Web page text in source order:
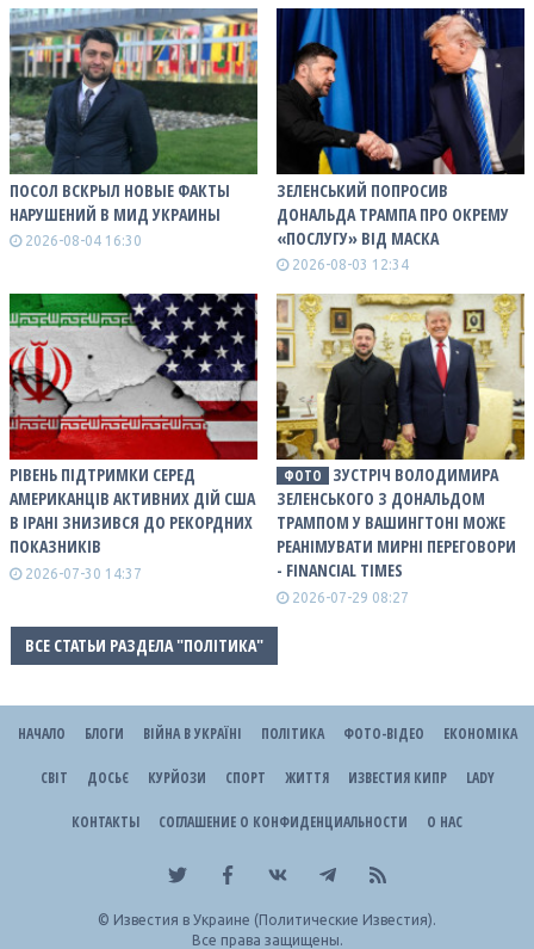
ПОСОЛ ВСКРЫЛ НОВЫЕ ФАКТЫ
НАРУШЕНИЙ В МИД УКРАИНЫ
2026-08-04 16:30
ЗЕЛЕНСЬКИЙ ПОПРОСИВ
ДОНАЛЬДА ТРАМПА ПРО ОКРЕМУ
«ПОСЛУГУ» ВІД МАСКА
2026-08-03 12:34
РІВЕНЬ ПІДТРИМКИ СЕРЕД
АМЕРИКАНЦІВ АКТИВНИХ ДІЙ США
В ІРАНІ ЗНИЗИВСЯ ДО РЕКОРДНИХ
ПОКАЗНИКІВ
2026-07-30 14:37
ФОТО
ЗУСТРІЧ ВОЛОДИМИРА
ЗЕЛЕНСЬКОГО З ДОНАЛЬДОМ
ТРАМПОМ У ВАШИНГТОНІ МОЖЕ
РЕАНІМУВАТИ МИРНІ ПЕРЕГОВОРИ
- FINANCIAL TIMES
2026-07-29 08:27
ВСЕ СТАТЬИ РАЗДЕЛА "ПОЛІТИКА"
НАЧАЛО БЛОГИ ВІЙНА В УКРАЇНІ ПОЛІТИКА ФОТО-ВІДЕО ЕКОНОМІКА
СВІТ ДОСЬЄ КУРЙОЗИ СПОРТ ЖИТТЯ ИЗВЕСТИЯ КИПР LADY
КОНТАКТЫ СОГЛАШЕНИЕ О КОНФИДЕНЦИАЛЬНОСТИ О НАС
© Известия в Украине (Политические Известия).
Все права защищены.